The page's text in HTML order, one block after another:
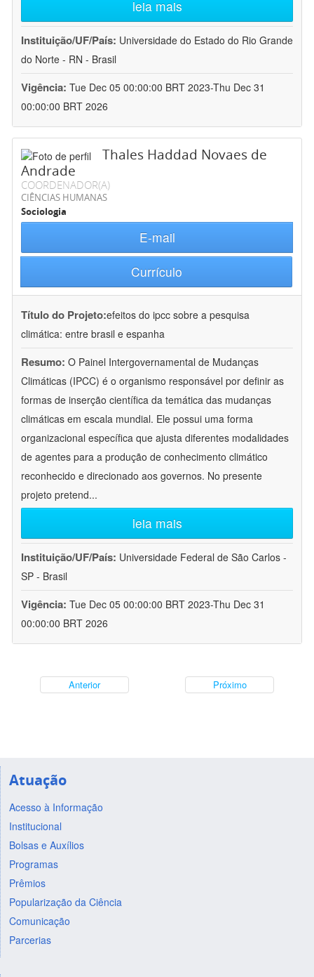
leia mais
Instituição/UF/País: Universidade do Estado do Rio Grande
do Norte - RN - Brasil
Vigência: Tue Dec 05 00:00:00 BRT 2023-Thu Dec 31
00:00:00 BRT 2026
Thales Haddad Novaes de
Andrade
COORDENADOR(A)
CIÊNCIAS HUMANAS
Sociologia
E-mail
Currículo
Título do Projeto:efeitos do ipcc sobre a pesquisa
climática: entre brasil e espanha
Resumo: O Painel Intergovernamental de Mudanças
Climáticas (IPCC) é o organismo responsável por definir as
formas de inserção científica da temática das mudanças
climáticas em escala mundial. Ele possui uma forma
organizacional específica que ajusta diferentes modalidades
de agentes para a produção de conhecimento climático
reconhecido e direcionado aos governos. No presente
projeto pretend...
leia mais
Instituição/UF/País: Universidade Federal de São Carlos -
SP - Brasil
Vigência: Tue Dec 05 00:00:00 BRT 2023-Thu Dec 31
00:00:00 BRT 2026
Anterior Próximo
Atuação
Acesso à Informação
Institucional
Bolsas e Auxílios
Programas
Prêmios
Popularização da Ciência
Comunicação
Parcerias